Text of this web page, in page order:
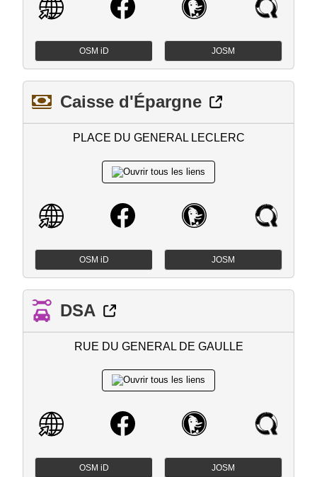
OSM iD JOSM
Caisse d'Épargne
PLACE DU GENERAL LECLERC
OSM iD JOSM
DSA
RUE DU GENERAL DE GAULLE
OSM iD JOSM